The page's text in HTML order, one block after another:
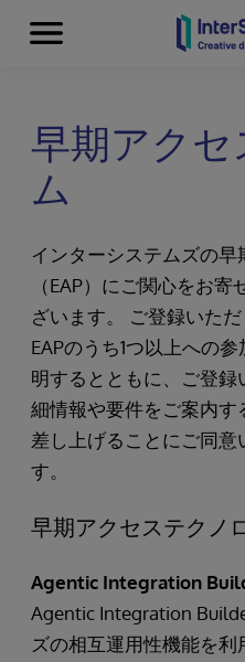
Skip to content
Menu
早期アクセ
ム
インターシステムズの早
（EAP）にご関心をお
ざいます。 ご登録いた
EAPのうち1つ以上への
明するとともに、ご登録
細情報や要件をご案内す
差し上げることにご同意
す。
早期アクセステクノ
Agentic Integration
Agentic Integration
ズの相互運用性機能を